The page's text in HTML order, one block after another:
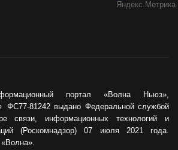
портал «Волна Ньюз»,
ФС77-81242 выдано Федеральной службой
связи, информационных технологий и
(Роскомнадзор) 07 июля 2021 года.